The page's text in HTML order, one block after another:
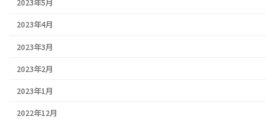
2023年5月
2023年4月
2023年3月
2023年2月
2023年1月
2022年12月